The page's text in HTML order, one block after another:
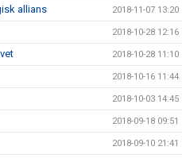
allians 2018-11-07 13:20
2018-10-28 12:16
2018-10-28 11:10
2018-10-16 11:44
2018-10-03 14:45
2018-09-18 09:51
2018-09-10 21:41